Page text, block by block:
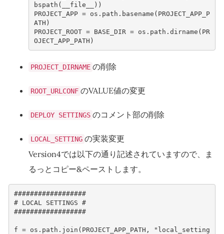
bspath ( __file__
))
PROJECT_APP = os . path . basename ( PROJECT_APP_P
ATH )
PROJECT_ROOT = BASE_DIR = os . path . dirname ( PR
OJECT_APP_PATH )
PROJECT_DIRNAME の削除
ROOT_URLCONF のVALUE値の変更
DEPLOY SETTINGS のコメント部の削除
LOCAL_SETTING の実装変更
Version4では以下の通り記述されていますので、ま
るっとコピー&ペーストします。
##################
# LOCAL SETTINGS #
##################
f = os.path.join(PROJECT_APP_PATH, "local_setting